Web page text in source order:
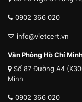
0902 366 020
info@vietcert.vn
Văn Phòng Hồ Chí
Số 87 Đường A4
Minh
0902 366 020